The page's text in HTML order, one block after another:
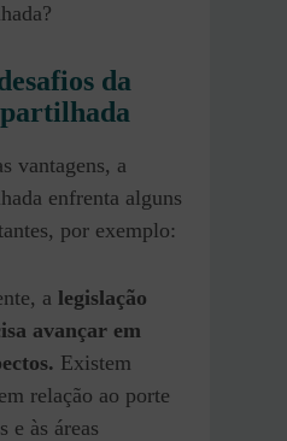
da
vantagens, a
enfrenta alguns
por exemplo:
a legislação
avançar em
Existem
relação ao porte
e às áreas